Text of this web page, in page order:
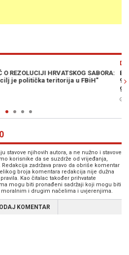
U TUZLI ENVER HALILOVIĆ NA
TEMI: "Kako zaustaviti budale i
0
stavove njihovih autora, a ne nužno i stavove
korisnike da se suzdrže od vrijeđanja,
zadržava pravo da obriše komentar
broja komentara redakcija nije dužna
Kao čitalac također prihvatate
mogu biti pronađeni sadržaji koji mogu biti
i drugim načelima i uvjerenjima.
KOMENTAR